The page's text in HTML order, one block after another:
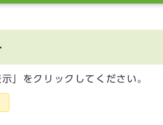
」をクリックしてください。